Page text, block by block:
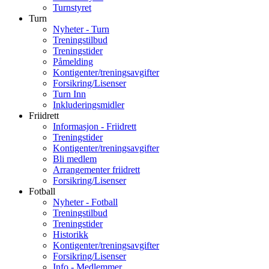
Turnstyret
Turn
Nyheter - Turn
Treningstilbud
Treningstider
Påmelding
Kontigenter/treningsavgifter
Forsikring/Lisenser
Turn Inn
Inkluderingsmidler
Friidrett
Informasjon - Friidrett
Treningstider
Kontigenter/treningsavgifter
Bli medlem
Arrangementer friidrett
Forsikring/Lisenser
Fotball
Nyheter - Fotball
Treningstilbud
Treningstider
Historikk
Kontigenter/treningsavgifter
Forsikring/Lisenser
Info - Medlemmer